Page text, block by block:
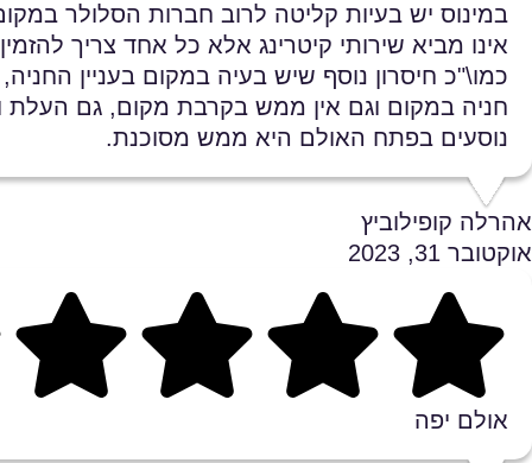
במינוס יש בעיות קליטה לרוב חברות הסלולר
אינו מביא שירותי קיטרינג אלא כל אחד צריך
כמו\"כ חיסרון נוסף שיש בעיה במקום בעניין
חניה במקום וגם אין ממש בקרבת מקום, גם העלת
נוסעים בפתח האולם היא ממש מסוכנת.
אהרלה קופילוביץ
אוקטובר 31, 2023
Rating 4.7 out of 5
אולם יפה